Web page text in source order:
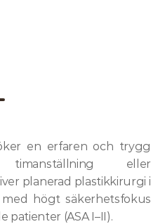
en erfaren och trygg
eller
planerad plastikkirurgi i
högt säkerhetsfokus
patienter (ASA I–II).